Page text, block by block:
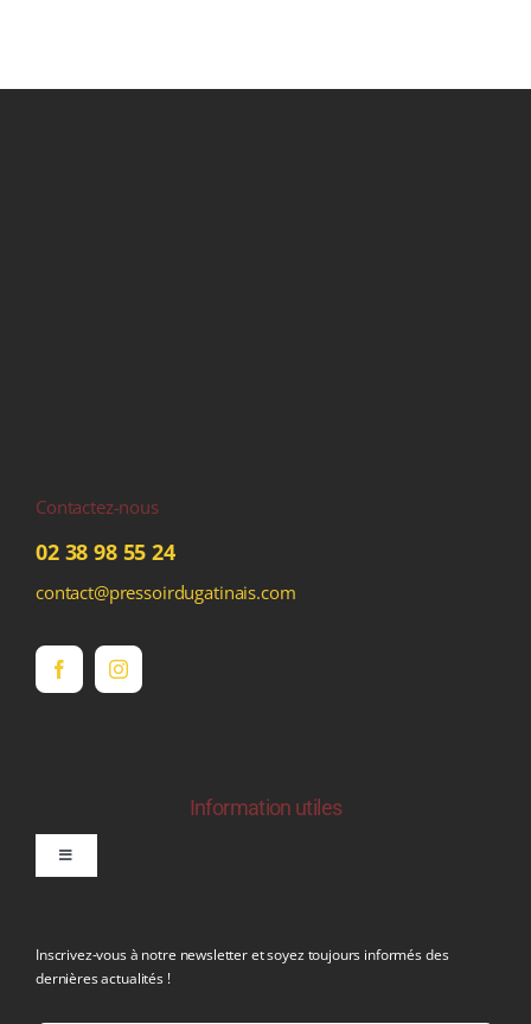
Contactez-nous
02 38 98 55 24
contact@pressoirdugatinais.com
Information utiles
Toggle
Inscrivez-vous à notre newsletter et soyez toujours informés des
dernières actualités !